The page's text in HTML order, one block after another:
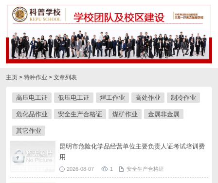
主页 > 特种作业 > 文章列表
高压电工证 低压电工证 焊工作业 高处作业 制冷作业
危化品作业 安全生产合格证 煤矿作业 金属非金属
其它作业
昆明市危险化学品经营单位主要负责人证考试培训费
用
2026-08-07 1 安全生产合格证